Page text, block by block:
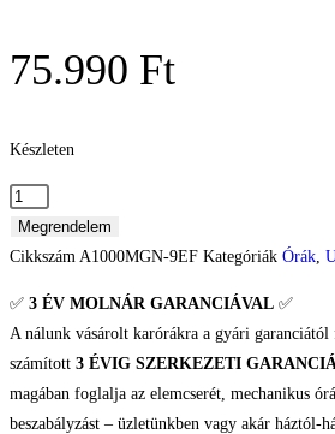
75.990 Ft
Készleten
Megrendelem
Cikkszám A1000MGN-9EF Kategóriák Órák
✅ 3 ÉV MOLNÁR GARANCIÁVAL ✅
A nálunk vásárolt karórákra a gyári garanciától
számított 3 ÉVIG SZERKEZETI
magában foglalja az elemcserét, mechanikus
beszabályzást – üzletünkben vagy akár háztól-